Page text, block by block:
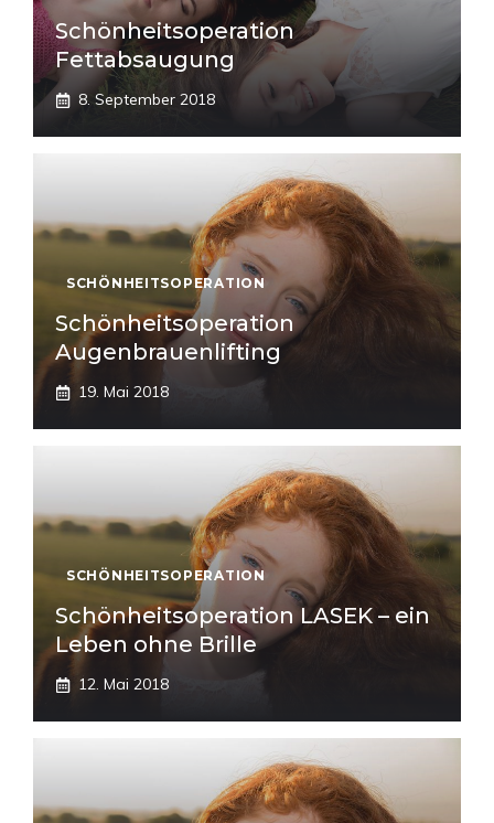
Schönheitsoperation
Fettabsaugung
8. September 2018
SCHÖNHEITSOPERATION
Schönheitsoperation
Augenbrauenlifting
19. Mai 2018
SCHÖNHEITSOPERATION
Schönheitsoperation LASEK – ein
Leben ohne Brille
12. Mai 2018